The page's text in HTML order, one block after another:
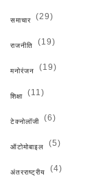
समाचार (29)
राजनीति (19)
मनोरंजन (19)
शिक्षा (11)
टेक्नोलॉजी (6)
ऑटोमोबाइल (5)
अंतरराष्ट्रीय (4)